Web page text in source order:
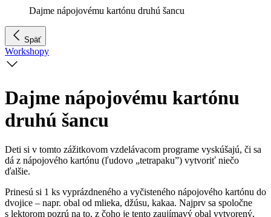
Dajme nápojovému kartónu druhú šancu
Späť
Workshopy
Dajme nápojovému kartónu
druhú šancu
Deti si v tomto zážitkovom vzdelávacom programe vyskúšajú, či sa
dá z nápojového kartónu (ľudovo „tetrapaku”) vytvoriť niečo
ďalšie.
Prinesú si 1 ks vyprázdneného a vyčisteného nápojového kartónu do
dvojice – napr. obal od mlieka, džúsu, kakaa. Najprv sa spoločne
s lektorom pozrú na to, z čoho je tento zaujímavý obal vytvorený,